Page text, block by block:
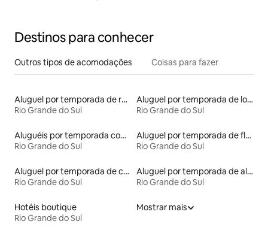
Destinos para conhecer
Outros tipos de acomodações Coisas para fazer
Aluguel por temporada de ranchos
Rio Grande do Sul
Aluguel por temporada de lofts
Rio Grande do Sul
Aluguéis por temporada com acesso ao lago
Rio Grande do Sul
Aluguel por temporada de flats
Rio Grande do Sul
Aluguel por temporada de casas na árvore
Rio Grande do Sul
Aluguel por temporada de alojamentos ecológicos
Rio Grande do Sul
Hotéis boutique
Rio Grande do Sul
Mostrar mais